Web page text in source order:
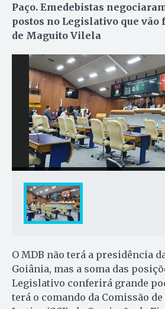
Paço. Emedebistas
postos no Legislativo que vão
de Maguito Vilela
O MDB não terá a presidência
Goiânia, mas a soma das
Legislativo conferirá grande
terá o comando da Comissão